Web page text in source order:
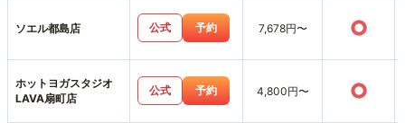
ソエル都島店 公式 予約 7,678円〜 ○
ホットヨガスタジオ
LAVA扇町店
公式 予約 4,800円〜 ○